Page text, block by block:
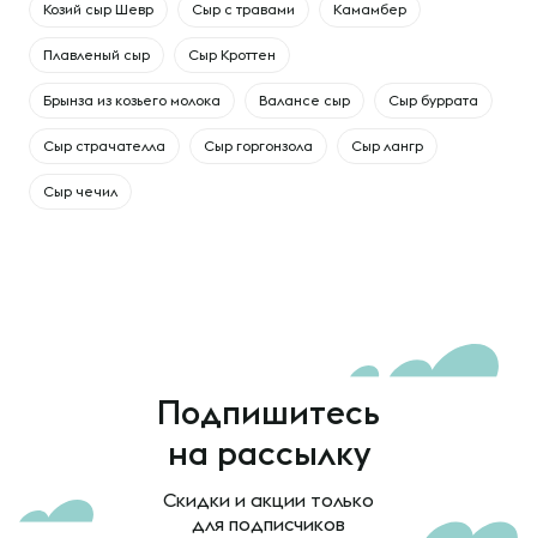
Козий сыр Шевр Сыр с травами Камамбер
Плавленый сыр Сыр Кроттен
Брынза из козьего молока Валансе сыр Сыр буррата
Сыр страчателла Сыр горгонзола Сыр лангр
Сыр чечил
Подпишитесь
на рассылку
Скидки и акции только
для подписчиков